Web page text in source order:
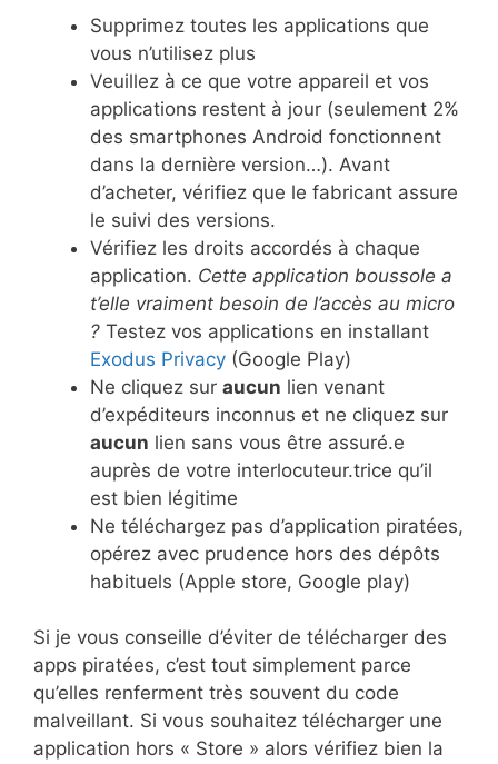
Supprimez toutes les applications que
vous n’utilisez plus
Veuillez à ce que votre appareil et vos
applications restent à jour (seulement 2%
des smartphones Android fonctionnent
dans la dernière version…). Avant
d’acheter, vérifiez que le fabricant assure
le suivi des versions.
Vérifiez les droits accordés à chaque
application. Cette application boussole a
t’elle vraiment besoin de l’accès au micro
? Testez vos applications en installant
Exodus Privacy (Google Play)
Ne cliquez sur aucun lien venant
d’expéditeurs inconnus et ne cliquez sur
aucun lien sans vous être assuré.e
auprès de votre interlocuteur.trice qu’il
est bien légitime
Ne téléchargez pas d’application piratées,
opérez avec prudence hors des dépôts
habituels (Apple store, Google play)
Si je vous conseille d’éviter de télécharger des
apps piratées, c’est tout simplement parce
qu’elles renferment très souvent du code
malveillant. Si vous souhaitez télécharger une
application hors « Store » alors vérifiez bien la